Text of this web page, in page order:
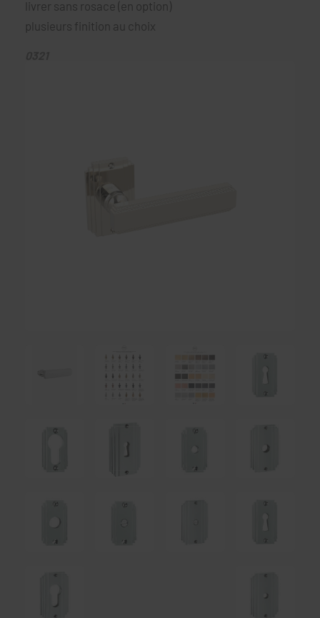
livrer sans rosace (en option)
plusieurs finition au choix